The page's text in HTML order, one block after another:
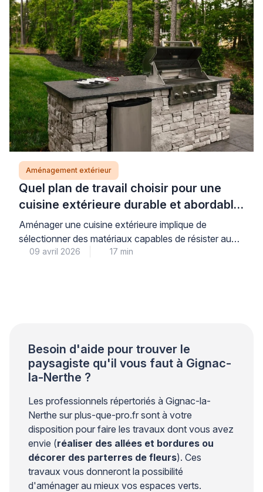
rigoureuse et le respect de techniques éprouvées.
Les professionnels qualifiés vous accompagnent
dans ces travaux pour garantir un résultat pérenne.
Installer un […]
Aménagement extérieur
Quel plan de travail choisir pour une
cuisine extérieure durable et abordable
?
Aménager une cuisine extérieure implique de
sélectionner des matériaux capables de résister aux
contraintes climatiques. Le plan de travail doit
09 avril 2026 17 min
Besoin d'aide pour trouver le
paysagiste qu'il vous faut à Gignac-
la-Nerthe ?
Les professionnels répertoriés à Gignac-la-
Nerthe sur plus-que-pro.fr sont à votre
disposition pour faire les travaux dont vous avez
envie (réaliser des allées et bordures ou
décorer des parterres de fleurs). Ces
travaux vous donneront la possibilité
d'aménager au mieux vos espaces verts.